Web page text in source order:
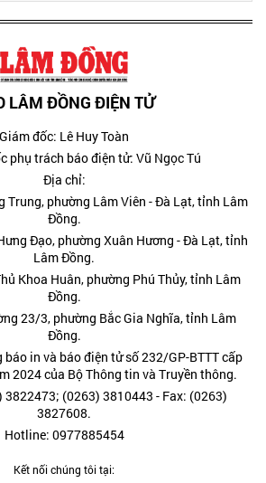
LÂM ĐỒNG ĐIỆN TỬ
Giám đốc: Lê Huy Toàn
phụ trách báo điện tử: Vũ Ngọc Tú
Địa chỉ:
Trung, phường Lâm Viên - Đà Lạt, tỉnh Lâm
Đồng.
Đạo, phường Xuân Hương - Đà Lạt, tỉnh
Lâm Đồng.
Khoa Huân, phường Phú Thủy, tỉnh Lâm
Đồng.
23/3, phường Bắc Gia Nghĩa, tỉnh Lâm
Đồng.
in và báo điện tử số 232/GP-BTTT cấp
2024 của Bộ Thông tin và Truyền thông.
(0263) 3810443 - Fax: (0263)
3827608.
Hotline: 0977885454
Kết nối chúng tôi tại: